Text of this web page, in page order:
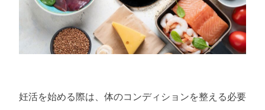
妊活を始める際は、体のコンディションを整える必要